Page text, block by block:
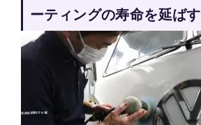
ーティングの寿命を延ばす